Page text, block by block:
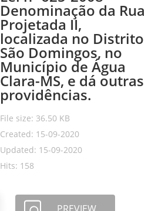
Denominação da Rua
Projetada II,
localizada no Distrito
São Domingos, no
Município de Água
Clara-MS, e dá outras
providências.
File size: 36.50 KB
Created: 15-09-2020
Updated: 15-09-2020
Hits: 158